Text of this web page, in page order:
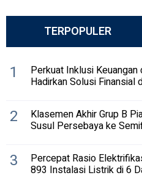
TERPOPULER
1 Perkuat Inklusi Keuangan
Hadirkan Solusi Finansial
2 Klasemen Akhir Grup B
Susul Persebaya ke
3 Percepat Rasio
893 Instalasi Listrik di 6